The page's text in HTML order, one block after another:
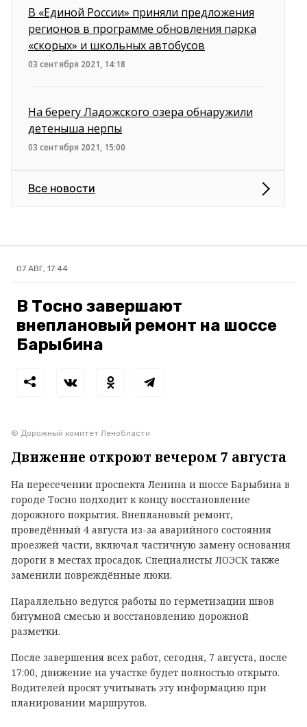
В «Единой России» приняли предложения
регионов в программе обновления парка
«скорых» и школьных автобусов
03 сентября 2021, 14:18
На берегу Ладожского озера обнаружили
детеныша нерпы
03 сентября 2021, 15:00
Все новости
07 АВГ, 17:44
В Тосно завершают
внеплановый ремонт на шоссе
Барыбина
© Дорожный комитет Ленобласти
Движение откроют вечером 7 августа
На пересечении проспекта Ленина и шоссе Барыбина в
городе Тосно подходит к концу восстановление
дорожного покрытия. Внеплановый ремонт,
проведённый 4 августа из-за аварийного состояния
проезжей части, включал частичную замену основания
дороги в местах просадок. Специалисты ЛОЭСК также
заменили повреждённые люки.
Параллельно ведутся работы по герметизации швов
битумной смесью и восстановлению дорожной
разметки.
После завершения всех работ, сегодня, 7 августа, после
17:00, движение на участке будет полностью открыто.
Водителей просят учитывать эту информацию при
планировании маршрутов.